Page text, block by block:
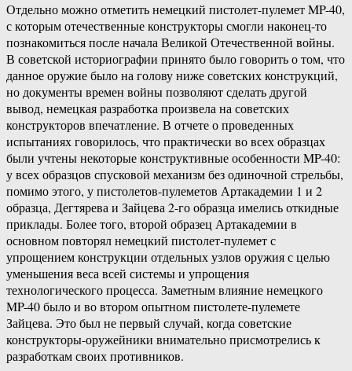
Отдельно можно отметить немецкий пистолет-пулемет MP-40,
с которым отечественные конструкторы смогли наконец-то
познакомиться после начала Великой Отечественной войны.
В советской историографии принято было говорить о том, что
данное оружие было на голову ниже советских конструкций,
но документы времен войны позволяют сделать другой
вывод, немецкая разработка произвела на советских
конструкторов впечатление. В отчете о проведенных
испытаниях говорилось, что практически во всех образцах
были учтены некоторые конструктивные особенности MP-40:
у всех образцов спусковой механизм без одиночной стрельбы,
помимо этого, у пистолетов-пулеметов Артакадемии 1 и 2
образца, Дегтярева и Зайцева 2-го образца имелись откидные
приклады. Более того, второй образец Артакадемии в
основном повторял немецкий пистолет-пулемет с
упрощением конструкции отдельных узлов оружия с целью
уменьшения веса всей системы и упрощения
технологического процесса. Заметным влияние немецкого
MP-40 было и во втором опытном пистолете-пулемете
Зайцева. Это был не первый случай, когда советские
конструкторы-оружейники внимательно присмотрелись к
разработкам своих противников.